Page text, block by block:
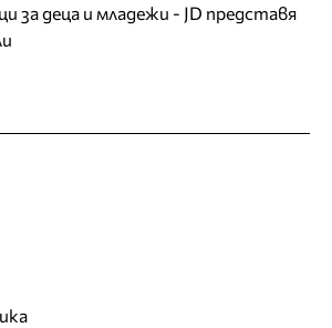
за деца и младежи - JD представя